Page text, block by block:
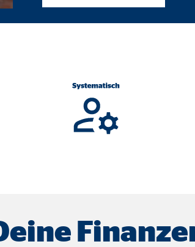
Benutzereinstellungen
Einwilligungen